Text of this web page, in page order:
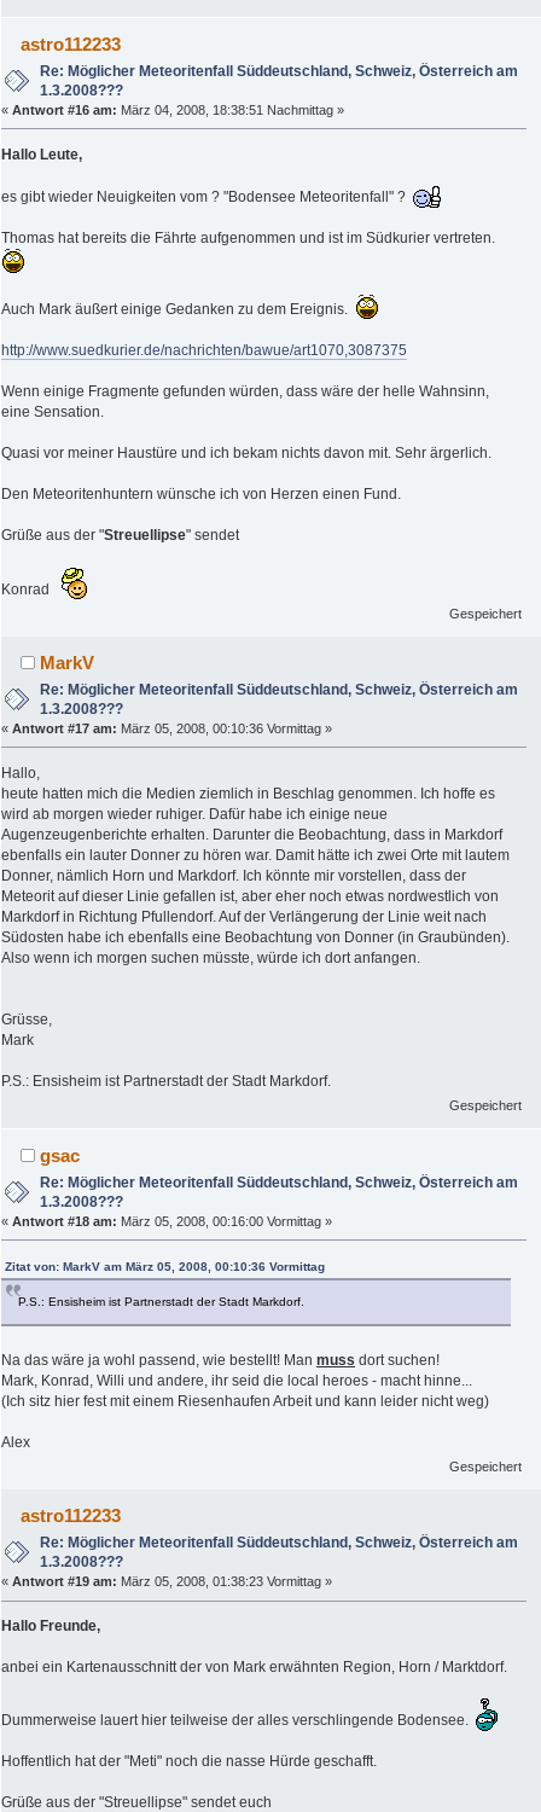
astro112233
Re: Möglicher Meteoritenfall Süddeutschland, Schweiz, Österreich am
1.3.2008???
« Antwort #16 am: März 04, 2008, 18:38:51 Nachmittag »
Hallo Leute,
es gibt wieder Neuigkeiten vom ? "Bodensee Meteoritenfall" ?
Thomas hat bereits die Fährte aufgenommen und ist im Südkurier vertreten.
Auch Mark äußert einige Gedanken zu dem Ereignis.
http://www.suedkurier.de/nachrichten/bawue/art1070,3087375
Wenn einige Fragmente gefunden würden, dass wäre der helle Wahnsinn,
eine Sensation.
Quasi vor meiner Haustüre und ich bekam nichts davon mit. Sehr ärgerlich.
Den Meteoritenhuntern wünsche ich von Herzen einen Fund.
Grüße aus der "Streuellipse" sendet
Konrad
Gespeichert
MarkV
Re: Möglicher Meteoritenfall Süddeutschland, Schweiz, Österreich am
1.3.2008???
« Antwort #17 am: März 05, 2008, 00:10:36 Vormittag »
Hallo,
heute hatten mich die Medien ziemlich in Beschlag genommen. Ich hoffe es
wird ab morgen wieder ruhiger. Dafür habe ich einige neue
Augenzeugenberichte erhalten. Darunter die Beobachtung, dass in Markdorf
ebenfalls ein lauter Donner zu hören war. Damit hätte ich zwei Orte mit lautem
Donner, nämlich Horn und Markdorf. Ich könnte mir vorstellen, dass der
Meteorit auf dieser Linie gefallen ist, aber eher noch etwas nordwestlich von
Markdorf in Richtung Pfullendorf. Auf der Verlängerung der Linie weit nach
Südosten habe ich ebenfalls eine Beobachtung von Donner (in Graubünden).
Also wenn ich morgen suchen müsste, würde ich dort anfangen.
Grüsse,
Mark
P.S.: Ensisheim ist Partnerstadt der Stadt Markdorf.
Gespeichert
gsac
Re: Möglicher Meteoritenfall Süddeutschland, Schweiz, Österreich am
1.3.2008???
« Antwort #18 am: März 05, 2008, 00:16:00 Vormittag »
Zitat von: MarkV am März 05, 2008, 00:10:36 Vormittag
P.S.: Ensisheim ist Partnerstadt der Stadt Markdorf.
Na das wäre ja wohl passend, wie bestellt! Man muss dort suchen!
Mark, Konrad, Willi und andere, ihr seid die local heroes - macht hinne...
(Ich sitz hier fest mit einem Riesenhaufen Arbeit und kann leider nicht weg)
Alex
Gespeichert
astro112233
Re: Möglicher Meteoritenfall Süddeutschland, Schweiz, Österreich am
1.3.2008???
« Antwort #19 am: März 05, 2008, 01:38:23 Vormittag »
Hallo Freunde,
anbei ein Kartenausschnitt der von Mark erwähnten Region, Horn / Marktdorf.
Dummerweise lauert hier teilweise der alles verschlingende Bodensee.
Hoffentlich hat der "Meti" noch die nasse Hürde geschafft.
Grüße aus der "Streuellipse" sendet euch